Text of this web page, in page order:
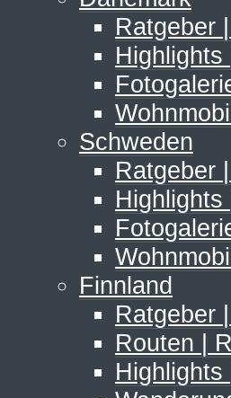
Ratgeber
Schweden
Ratgeber
Finnland
Ratgeber
Routen |